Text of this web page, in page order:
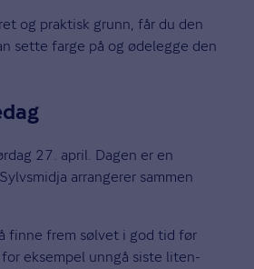
og praktisk grunn, får du den
sette farge på og ødelegge den
27. april. Dagen er en
arrangerer sammen
finne frem sølvet i god tid før
eksempel unngå siste liten-